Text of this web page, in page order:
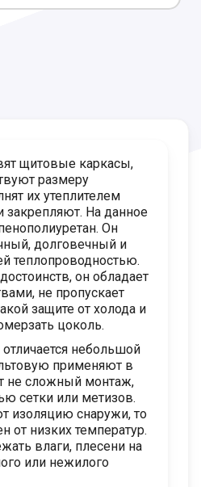
щитовые каркасы,
размеру
их утеплителем
На данное
Он
долговечный и
теплопроводностью.
он обладает
не пропускает
защите от холода и
цоколь.
небольшой
применяют в
не сложный монтаж,
сетки или метизов.
изоляцию снаружи, то
от низких температур.
влаги, плесени на
или нежилого